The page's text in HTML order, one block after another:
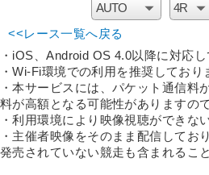
<<レース一覧へ戻る
・iOS、Android OS 4.0以降に対応し
・Wi-Fi環境での利用を推奨しており
・本サービスには、パケット通信料
料が高額となる可能性がありますの
・利用環境により映像視聴ができな
・主催者映像をそのまま配信してお
発売されていない競走も含まれるこ